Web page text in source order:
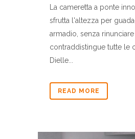
La cameretta a ponte
sfrutta l'altezza per
armadio, senza
contraddistingue tutte le
Dielle...
READ MORE